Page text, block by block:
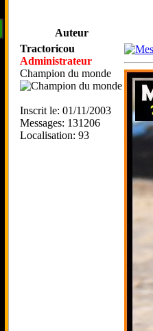
Auteur
Tractoricou
Administrateur
Champion du monde
Inscrit le: 01/11/2003
Messages: 131206
Localisation: 93